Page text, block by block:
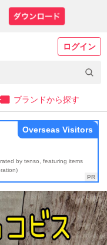
ログイン
ブランドから探す
by tenso, featuring items
Overseas Visitors